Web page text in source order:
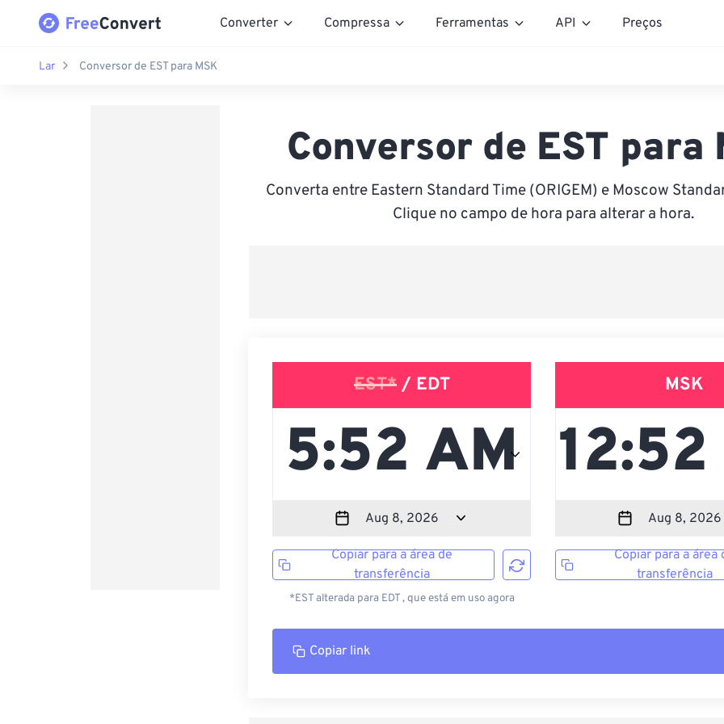
Converter Compressa Ferramentas API Preços
Lar Conversor de EST para MSK
Conversor de EST para
Converta entre Eastern Standard Time (ORIGEM) e Moscow
Clique no campo de hora para alterar a hora.
EST*/ EDT
Copiar para a área de
transferência
*EST alterada para EDT , que está em uso agora
MSK
Copiar para a área
transferência
Copiar link